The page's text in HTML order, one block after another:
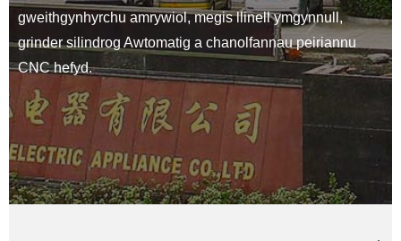
gweithgynhyrchu amrywiol, megis llinell ymgynnull,
grinder silindrog Awtomatig a chanolfannau peiriannu
CNC hefyd.